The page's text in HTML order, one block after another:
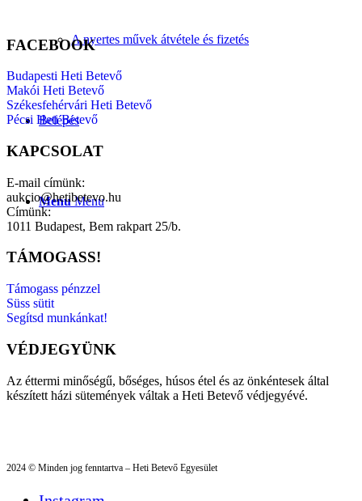
A nyertes művek átvétele és fizetés
Belépés
Menu Menu
FACEBOOK
Budapesti Heti Betevő
Makói Heti Betevő
Székesfehérvári Heti Betevő
Pécsi Heti Betevő
KAPCSOLAT
E-mail címünk:
aukcio@hetibetevo.hu
Címünk:
1011 Budapest, Bem rakpart 25/b.
TÁMOGASS!
Támogass pénzzel
Süss sütit
Segítsd munkánkat!
VÉDJEGYÜNK
Az éttermi minőségű, bőséges, húsos étel és az önkéntesek által
készített házi sütemények váltak a Heti Betevő védjegyévé.
2024 © Minden jog fenntartva – Heti Betevő Egyesület